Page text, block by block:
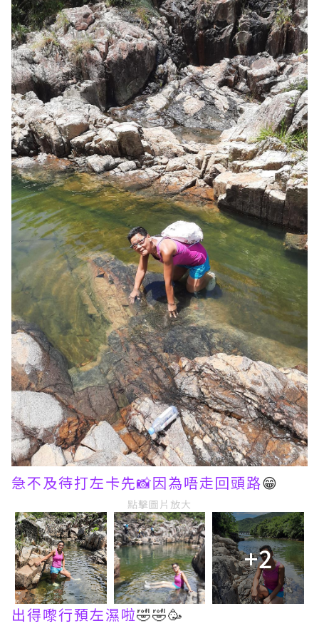
急不及待打左卡先📸因為唔走回頭路😁
點擊圖片放大
+2
出得嚟行預左濕啦🤣🤣🥳